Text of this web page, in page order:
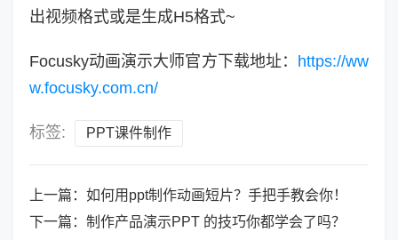
出视频格式或是生成H5格式~
Focusky动画演示大师官方下载地址： https://ww
w.focusky.com.cn/
标签: PPT课件制作
上一篇： 如何用ppt制作动画短片？手把手教会你！
下一篇： 制作产品演示PPT 的技巧你都学会了吗？